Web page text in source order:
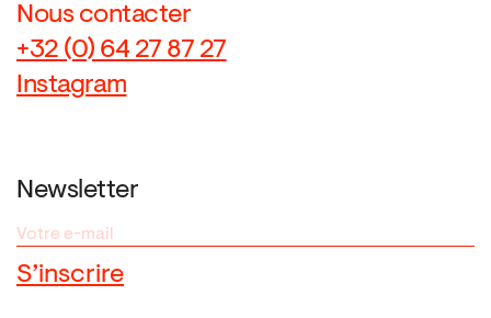
Nous contacter
+32 (0) 64 27 87 27
Instagram
Newsletter